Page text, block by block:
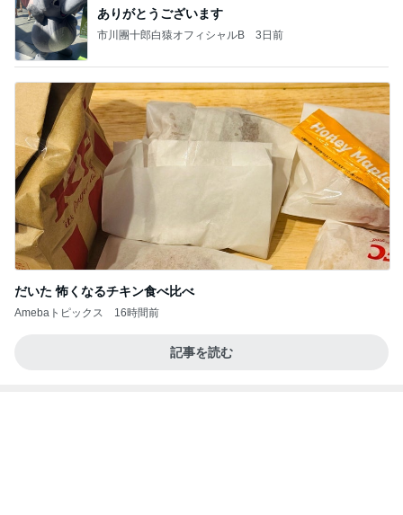
ありがとうございます
市川團十郎白猿オフィシャルB 3日前
だいた 怖くなるチキン食べ比べ
Amebaトピックス 16時間前
記事を読む